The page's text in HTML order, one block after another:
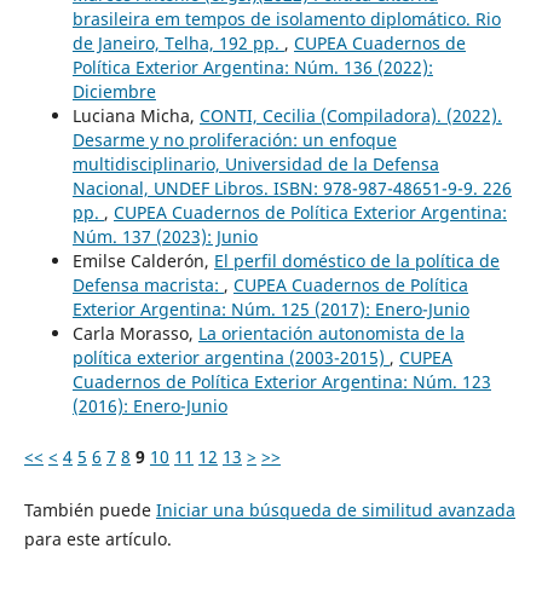
brasileira em tempos de isolamento diplomático. Rio
de Janeiro, Telha, 192 pp. , CUPEA Cuadernos de
Política Exterior Argentina: Núm. 136 (2022):
Diciembre
Luciana Micha, CONTI, Cecilia (Compiladora). (2022).
Desarme y no proliferación: un enfoque
multidisciplinario, Universidad de la Defensa
Nacional, UNDEF Libros. ISBN: 978-987-48651-9-9. 226
pp. , CUPEA Cuadernos de Política Exterior Argentina:
Núm. 137 (2023): Junio
Emilse Calderón, El perfil doméstico de la política de
Defensa macrista: , CUPEA Cuadernos de Política
Exterior Argentina: Núm. 125 (2017): Enero-Junio
Carla Morasso, La orientación autonomista de la
política exterior argentina (2003-2015) , CUPEA
Cuadernos de Política Exterior Argentina: Núm. 123
(2016): Enero-Junio
<< < 4 5 6 7 8 9 10 11 12 13 > >>
También puede Iniciar una búsqueda de similitud avanzada
para este artículo.